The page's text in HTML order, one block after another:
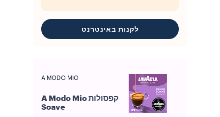
לקנות באינטרנט
A MODO MIO
קפסולות A Modo Mio
Soave